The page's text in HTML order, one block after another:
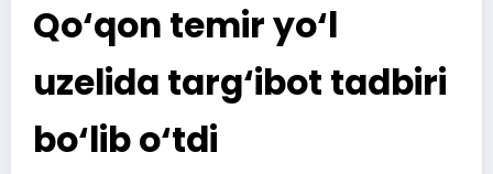
Qo‘qon temir yo‘l
uzelida targ‘ibot tadbiri
bo‘lib o‘tdi